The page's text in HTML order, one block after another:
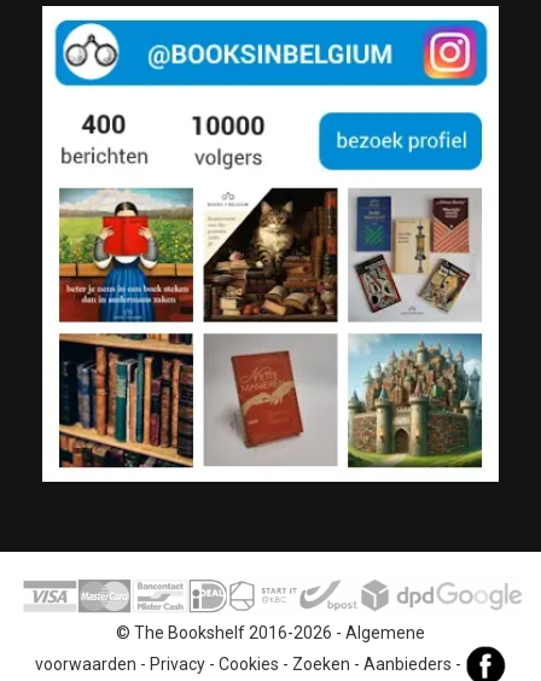
© The Bookshelf 2016-2026 - Algemene
voorwaarden - Privacy- Cookies - Zoeken - Aanbieders -